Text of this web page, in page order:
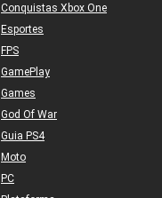
Conquistas Xbox One
Esportes
FPS
GamePlay
Games
God Of War
Guia PS4
Moto
PC